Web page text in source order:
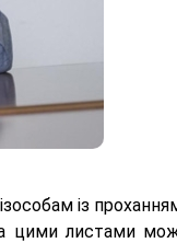
із
За цими листами